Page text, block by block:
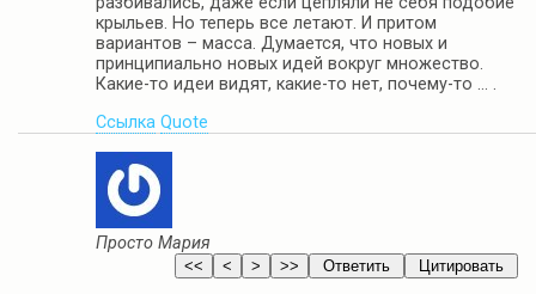
крыльев. Но теперь все летают. И притом
вариантов – масса. Думается, что новых и
принципиально новых идей вокруг множество.
Какие-то идеи видят, какие-то нет, почему-то … .
Ссылка Quote
Просто Мария